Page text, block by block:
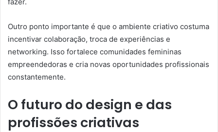
Outro ponto importante é que o ambiente criativo costuma
incentivar colaboração, troca de experiências e
networking. Isso fortalece comunidades femininas
empreendedoras e cria novas oportunidades profissionais
constantemente.
O futuro do design e das
profissões criativas